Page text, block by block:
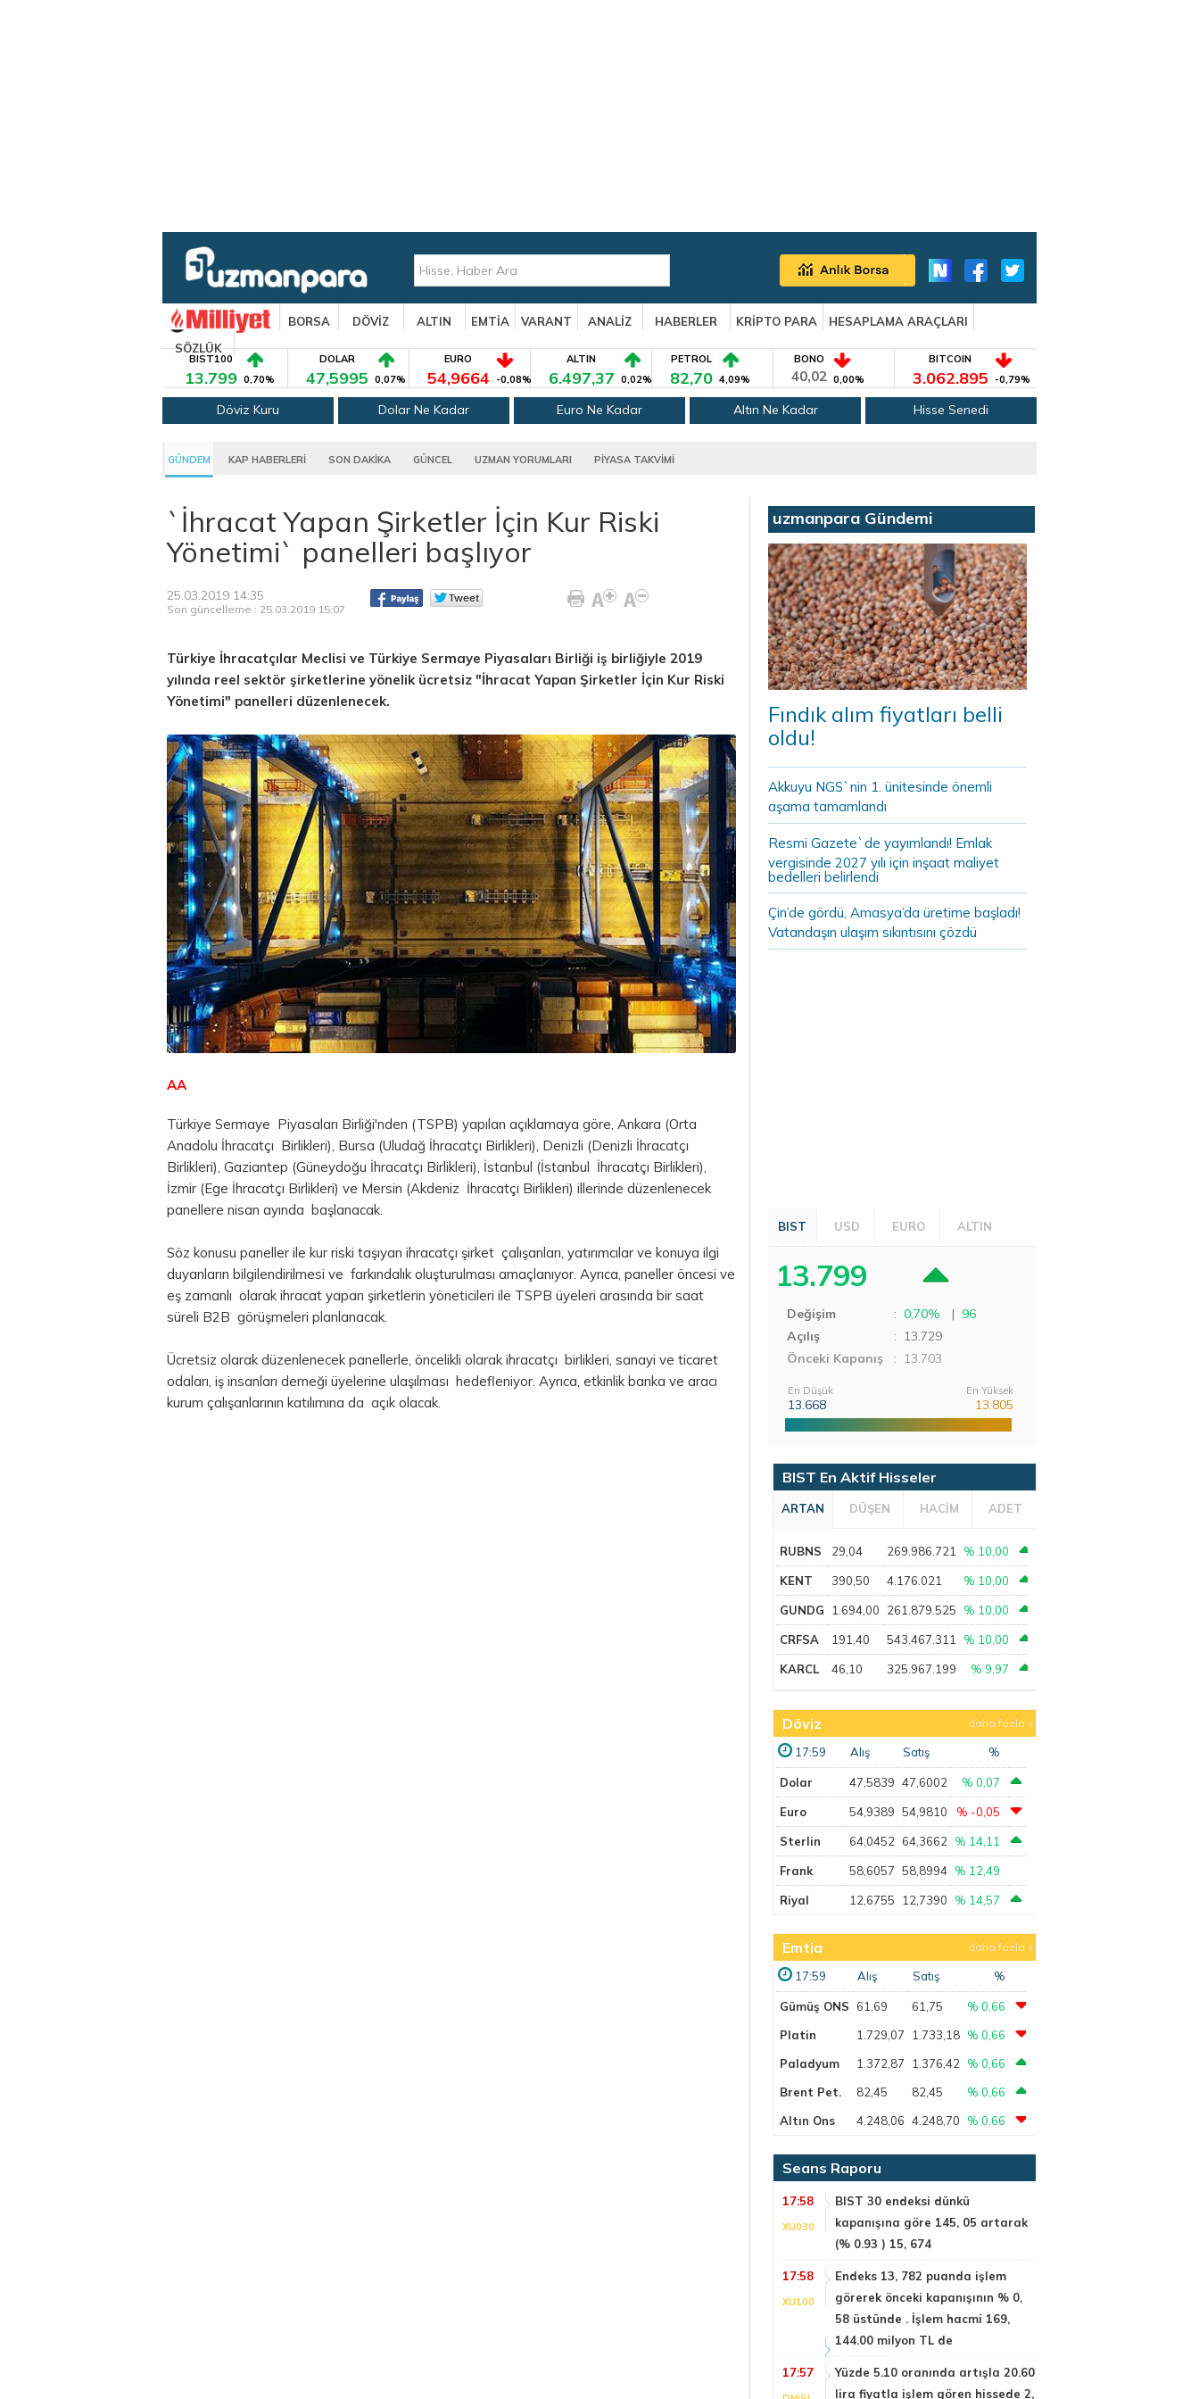
BORSA DÖVİZ ALTIN EMTİA VARANT ANALİZ HABERLER KRİPTO PARA
HESAPLAMA ARAÇLARI
SÖZLÜK
BIST100
13.799 0,70%
DOLAR
47,5995 0,07%
EURO
54,9664 -0,08%
ALTIN
6.497,37 0,02%
PETROL
82,70 4,09%
BONO
40,02 0,00%
BITCOIN
3.062.895 -0,79%
Döviz Kuru Dolar Ne Kadar Euro Ne Kadar Altın Ne Kadar Hisse Senedi
GÜNDEM KAP HABERLERİ SON DAKİKA GÜNCEL UZMAN YORUMLARI PİYASA TAKVİMİ
`İhracat Yapan Şirketler İçin Kur Riski
Yönetimi` panelleri başlıyor
25.03.2019 14:35
Son güncelleme : 25.03.2019 15:07
Türkiye İhracatçılar Meclisi ve Türkiye Sermaye Piyasaları Birliği iş birliğiyle 2019
yılında reel sektör şirketlerine yönelik ücretsiz "İhracat Yapan Şirketler İçin Kur Riski
Yönetimi" panelleri düzenlenecek.
AA
Türkiye Sermaye Piyasaları Birliği'nden (TSPB) yapılan açıklamaya göre, Ankara (Orta
Anadolu İhracatçı Birlikleri), Bursa (Uludağ İhracatçı Birlikleri), Denizli (Denizli İhracatçı
Birlikleri), Gaziantep (Güneydoğu İhracatçı Birlikleri), İstanbul (İstanbul İhracatçı Birlikleri),
İzmir (Ege İhracatçı Birlikleri) ve Mersin (Akdeniz İhracatçı Birlikleri) illerinde düzenlenecek
panellere nisan ayında başlanacak.
Söz konusu paneller ile kur riski taşıyan ihracatçı şirket çalışanları, yatırımcılar ve konuya ilgi
duyanların bilgilendirilmesi ve farkındalık oluşturulması amaçlanıyor. Ayrıca, paneller öncesi ve
eş zamanlı olarak ihracat yapan şirketlerin yöneticileri ile TSPB üyeleri arasında bir saat
süreli B2B görüşmeleri planlanacak.
Ücretsiz olarak düzenlenecek panellerle, öncelikli olarak ihracatçı birlikleri, sanayi ve ticaret
odaları, iş insanları derneği üyelerine ulaşılması hedefleniyor. Ayrıca, etkinlik banka ve aracı
kurum çalışanlarının katılımına da açık olacak.
uzmanpara Gündemi
Fındık alım fiyatları belli
oldu!
Akkuyu NGS`nin 1. ünitesinde önemli
aşama tamamlandı
Resmi Gazete`de yayımlandı! Emlak
vergisinde 2027 yılı için inşaat maliyet
bedelleri belirlendi
Çin’de gördü, Amasya’da üretime başladı!
Vatandaşın ulaşım sıkıntısını çözdü
BIST USD EURO ALTIN
13.799
Değişim : 0,70% | 96
Açılış
: 13.729
Önceki Kapanış
: 13.703
En Düşük
13.668
En Yüksek
13.805
BIST En Aktif Hisseler
ARTAN DÜŞEN HACİM ADET
RUBNS 29,04 269.986.721 % 10,00
KENT 390,50 4.176.021 % 10,00
GUNDG 1.694,00 261.879.525 % 10,00
CRFSA 191,40 543.467.311 % 10,00
KARCL 46,10 325.967.199 % 9,97
Döviz daha fazla
17:59 Alış Satış %
Dolar 47,5839 47,6002 % 0,07
Euro 54,9389 54,9810 % -0,05
Sterlin 64,0452 64,3662 % 14,11
Frank 58,6057 58,8994 % 12,49
Riyal 12,6755 12,7390 % 14,57
Emtia daha fazla
17:59 Alış Satış %
Gümüş ONS 61,69 61,75
% 0,66
Platin
1.729,07 1.733,18 % 0,66
Paladyum
1.372,87 1.376,42
% 0,66
Brent Pet.
82,45 82,45
% 0,66
Altın Ons
4.248,06 4.248,70 % 0,66
Seans Raporu
17:58
XU030
BIST 30 endeksi dünkü
kapanışına göre 145, 05 artarak
(% 0.93 ) 15, 674
17:58
XU100
Endeks 13, 782 puanda işlem
görerek önceki kapanışının % 0,
58 üstünde . İşlem hacmi 169,
144.00 milyon TL de
17:57
Yüzde 5.10 oranında artışla 20.60
lira fiyatla işlem gören hissede 2,